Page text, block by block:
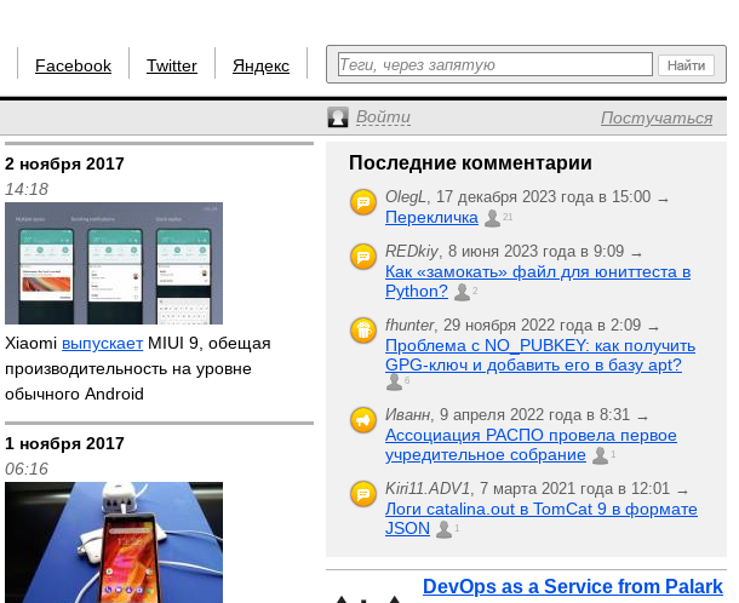
Facebook Twitter Яндекс
Войти Постучаться
2 ноября 2017
14:18
Xiaomi выпускаетMIUI 9, обещая
производительность на уровне
обычного Android
1 ноября 2017
06:16
Последние комментарии
OlegL, 17 декабря 2023 года в 15:00 →
Перекличка 21
REDkiy, 8 июня 2023 года в 9:09 →
Как «замокать» файл для юниттеста в
Python?
2
fhunter, 29 ноября 2022 года в 2:09 →
Проблема с NO_PUBKEY: как получить
GPG-ключ и добавить его в базу apt?
6
Иванн, 9 апреля 2022 года в 8:31 →
Ассоциация РАСПО провела первое
учредительное собрание
1
Kiri11.ADV1, 7 марта 2021 года в 12:01 →
Логи catalina.out в TomCat 9 в формате
JSON
1
DevOps as a Service from Palark